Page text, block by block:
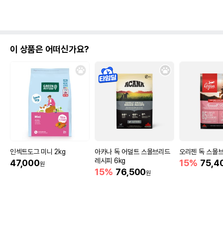
이 상품은 어떠신가요?
인섹트도그 미니 2kg
47,000원
아카나 독 어덜트 스몰브리드
레시피 6kg
15% 76,500원
오리젠 독 스몰
15%